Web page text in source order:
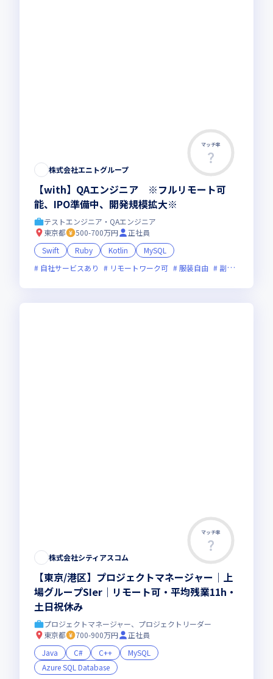
マッチ率
株式会社エニトグループ
【with】QAエンジニア ※フルリモート可
能、IPO準備中、開発規模拡大※
テストエンジニア・QAエンジニア
東京都
500-700万円
正社員
Swift
Ruby Kotlin
MySQL
自社サービスあり
リモートワーク可 服装自由 副業可
マッチ率
株式会社シティアスコム
【東京/港区】プロジェクトマネージャー｜上
場グループSIer｜リモート可・平均残業11h・
土日祝休み
プロジェクトマネージャー、プロジェクトリーダー
東京都
700-900万円
正社員
Java
C# C++
MySQL
Azure SQL Database